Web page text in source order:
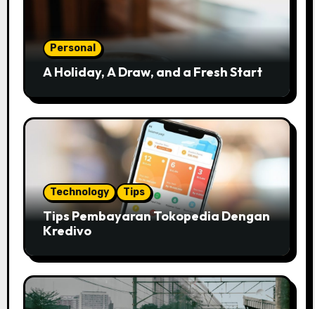
Personal
A Holiday, A Draw, and a Fresh Start
Technology Tips
Tips Pembayaran Tokopedia Dengan
Kredivo